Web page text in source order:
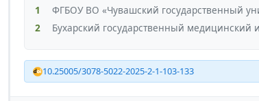
1
ФГБОУ ВО «Чувашский государственный
2
Бухарский государственный медицинский
10.25005/3078-5022-2025-2-1-103-133